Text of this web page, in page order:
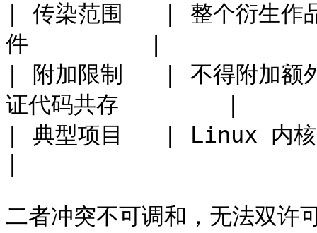
| 传染范围   | 整个衍生
件         |
| 附加限制   | 不得附加
证代码共存        |
| 典型项目   | Linux 内
二者冲突不可调和，无法双